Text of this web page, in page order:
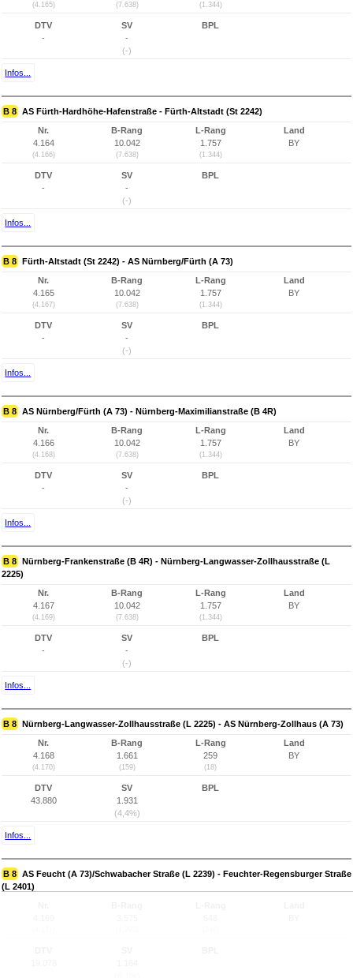
(4.165) (7.638) (1.344)
DTV
-
SV
-
(-)
BPL
Infos...
B 8 AS Fürth-Hardhöhe-Hafenstraße - Fürth-Altstadt (St 2242)
Nr.
4.164
(4.166)
B-Rang
10.042
(7.638)
L-Rang
1.757
(1.344)
Land
BY
DTV
-
SV
-
(-)
BPL
Infos...
B 8 Fürth-Altstadt (St 2242) - AS Nürnberg/Fürth (A 73)
Nr.
4.165
(4.167)
B-Rang
10.042
(7.638)
L-Rang
1.757
(1.344)
Land
BY
DTV
-
SV
-
(-)
BPL
Infos...
B 8 AS Nürnberg/Fürth (A 73) - Nürnberg-Maximilianstraße (B 4R)
Nr.
4.166
(4.168)
B-Rang
10.042
(7.638)
L-Rang
1.757
(1.344)
Land
BY
DTV
-
SV
-
(-)
BPL
Infos...
B 8 Nürnberg-Frankenstraße (B 4R) - Nürnberg-Langwasser-Zollhausstraße (L
2225)
Nr.
4.167
(4.169)
B-Rang
10.042
(7.638)
L-Rang
1.757
(1.344)
Land
BY
DTV
-
SV
-
(-)
BPL
Infos...
B 8 Nürnberg-Langwasser-Zollhausstraße (L 2225) - AS Nürnberg-Zollhaus (A 73)
Nr.
4.168
(4.170)
B-Rang
1.661
(159)
L-Rang
259
(18)
Land
BY
DTV
43.880
SV
1.931
(4,4%)
BPL
Infos...
B 8 AS Feucht (A 73)/Schwabacher Straße (L 2239) - Feuchter-Regensburger Straße
(L 2401)